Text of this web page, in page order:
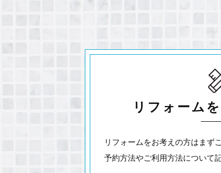
リフォーム
リフォームをお考えの方はまず
予約方法やご利用方法について